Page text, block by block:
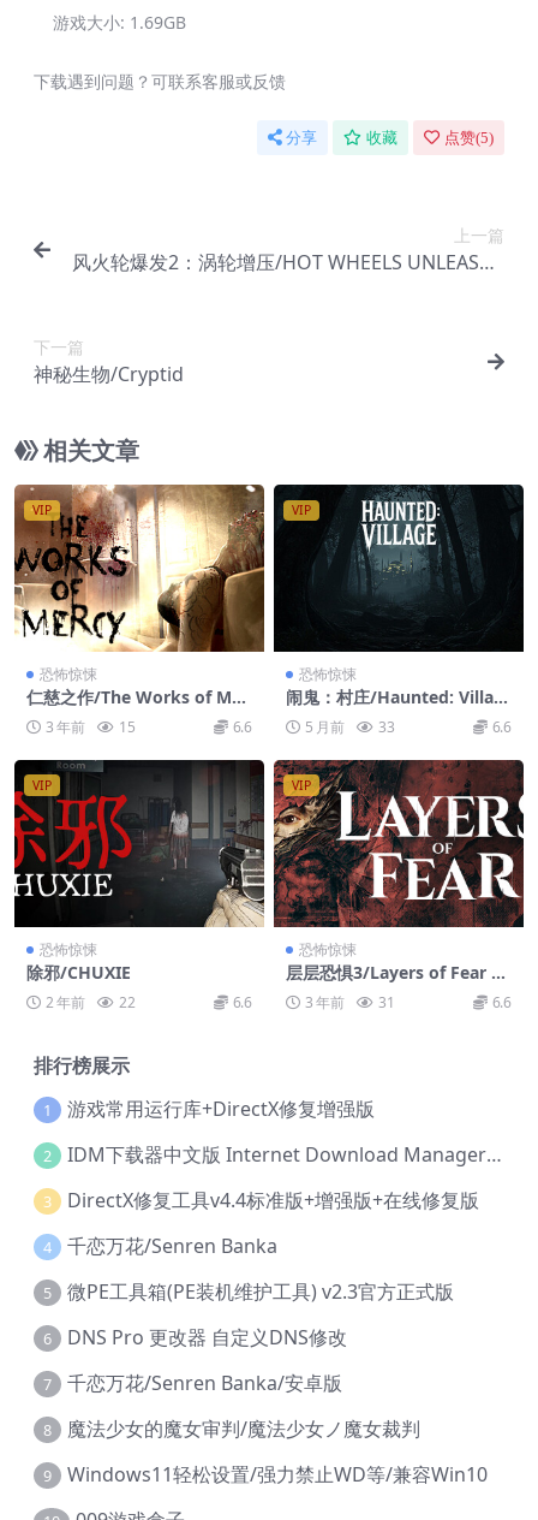
游戏大小: 1.69GB
下载遇到问题？可联系客服或反馈
分享 收藏 点赞(5)
上一篇
风火轮爆发2：涡轮增压/HOT WHEELS UNLEASHE
下一篇
神秘生物/Cryptid
相关文章
VIP
恐怖惊悚
仁慈之作/The Works of Mer
cy 3 年前 15 6.6
VIP
恐怖惊悚
闹鬼：村庄/Haunted: Villag
e 5 月前 33 6.6
VIP
恐怖惊悚
除邪/CHUXIE
2 年前 22 6.6
VIP
恐怖惊悚
层层恐惧3/Layers of Fear 20
23 3 年前 31 6.6
排行榜展示
1 游戏常用运行库+DirectX修复增强版
2 IDM下载器中文版 Internet Download Manager v6.42.36 IDM
3 DirectX修复工具v4.4标准版+增强版+在线修复版
4 千恋万花/Senren Banka
5 微PE工具箱(PE装机维护工具) v2.3官方正式版
6 DNS Pro 更改器 自定义DNS修改
7 千恋万花/Senren Banka/安卓版
8 魔法少女的魔女审判/魔法少女ノ魔女裁判
9 Windows11轻松设置/强力禁止WD等/兼容Win10